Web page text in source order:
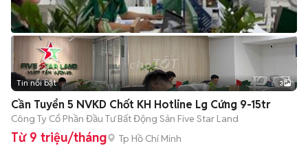
Tin nổi bật 3
Cần Tuyển 5 NVKD Chốt KH Hotline Lg Cứng 9-15tr
Công Ty Cổ Phần Đầu Tư Bất Động Sản Five Star Land
Từ 9 triệu/tháng Tp Hồ Chí Minh